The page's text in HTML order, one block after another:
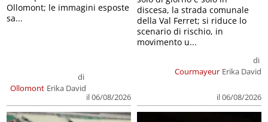
Ollomont
di
Erika David
il 06/08/2026
Ollomont; le immagini esposte
sa...
Courmayeur
di
Erika David
il 06/08/2026
discesa, la strada comunale
della Val Ferret; si riduce lo
scenario di rischio, in
movimento u...